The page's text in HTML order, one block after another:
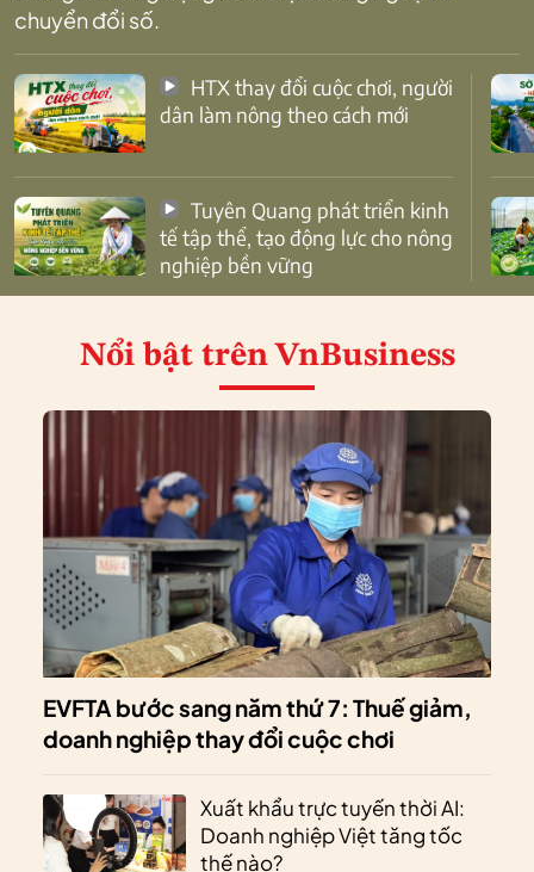
chuyển đổi số.
dân làm nông theo cách mới
tế tập thể, tạo động lực cho nông
nghiệp bền vững
Nổi bật trên VnBusiness
EVFTA bước sang năm thứ 7: Thuế giảm,
doanh nghiệp thay đổi cuộc chơi
Xuất khẩu trực tuyến thời AI:
Doanh nghiệp Việt tăng tốc
thế nào?